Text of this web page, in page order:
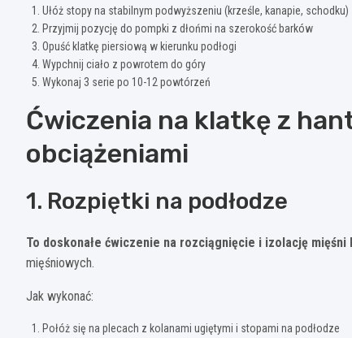
Ułóż stopy na stabilnym podwyższeniu (krześle, kanapie, schodku)
Przyjmij pozycję do pompki z dłońmi na szerokość barków
Opuść klatkę piersiową w kierunku podłogi
Wypchnij ciało z powrotem do góry
Wykonaj 3 serie po 10-12 powtórzeń
Ćwiczenia na klatkę z
obciążeniami
1. Rozpiętki na podłodze
To doskonałe ćwiczenie na rozciągnięcie i izolację
mięśniowych.
Jak wykonać:
Połóż się na plecach z kolanami ugiętymi i stopami na podłodze